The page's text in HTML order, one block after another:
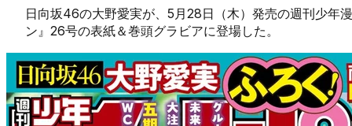
日向坂46の大野愛実が、5月28日（木）発売の週刊少年
ン』26号の表紙＆巻頭グラビアに登場した。